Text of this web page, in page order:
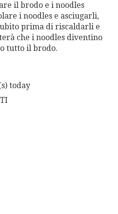
il brodo e i noodles
i noodles e asciugarli,
prima di riscaldarli e
che i noodles diventino
tutto il brodo.
today